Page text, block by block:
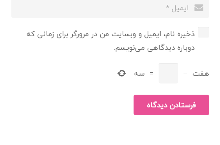
ذخیره نام، ایمیل و وبسایت من در مرورگر برای زمانی که
دوباره دیدگاهی می‌نویسم.
هفت −
= سه
فرستادن دیدگاه